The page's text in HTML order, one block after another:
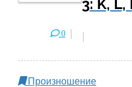
3: K, L,
0
Произношение